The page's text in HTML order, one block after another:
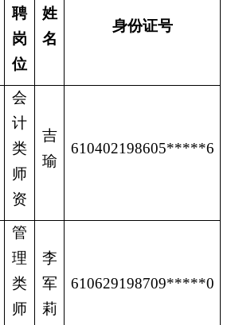
聘
岗
位
姓
名
身份证号
会
计
类
师
资
吉
瑜
610402198605*****6
管
理
类
师
李
军
莉
610629198709*****0